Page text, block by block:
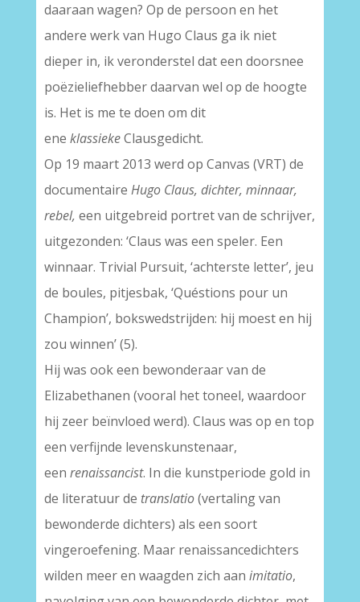
daaraan wagen? Op de persoon en het
andere werk van Hugo Claus ga ik niet
dieper in, ik veronderstel dat een doorsnee
poëzieliefhebber daarvan wel op de hoogte
is. Het is me te doen om dit
ene klassiekeClausgedicht.
Op 19 maart 2013 werd op Canvas (VRT) de
documentaire Hugo Claus, dichter, minnaar,
rebel, een uitgebreid portret van de schrijver,
uitgezonden: ‘Claus was een speler. Een
winnaar. Trivial Pursuit, ‘achterste letter’, jeu
de boules, pitjesbak, ‘Quéstions pour un
Champion’, bokswedstrijden: hij moest en hij
zou winnen’ (5).
Hij was ook een bewonderaar van de
Elizabethanen (vooral het toneel, waardoor
hij zeer beïnvloed werd). Claus was op en top
een verfijnde levenskunstenaar,
een renaissancist. In die kunstperiode gold in
de literatuur de translatio(vertaling van
bewonderde dichters) als een soort
vingeroefening. Maar renaissancedichters
wilden meer en waagden zich aan imitatio,